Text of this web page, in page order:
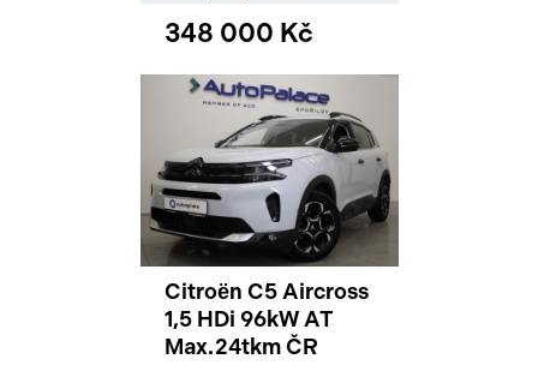
348 000 Kč
Citroën C5 Aircross
1,5 HDi 96kW AT
Max.24tkm ČR